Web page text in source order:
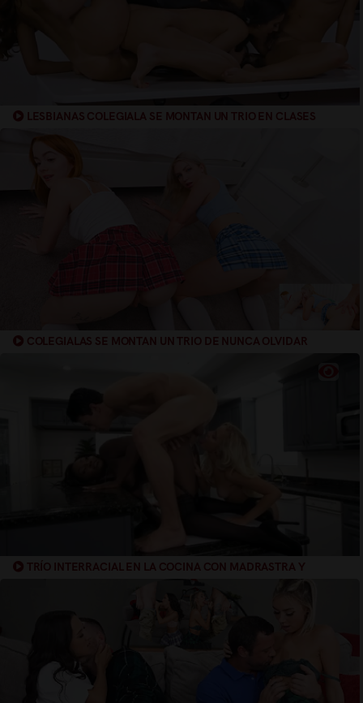
LESBIANAS COLEGIALA SE MONTAN UN TRIO EN CLASES
COLEGIALAS SE MONTAN UN TRIO DE NUNCA OLVIDAR
TRÍO INTERRACIAL EN LA COCINA CON MADRASTRA Y